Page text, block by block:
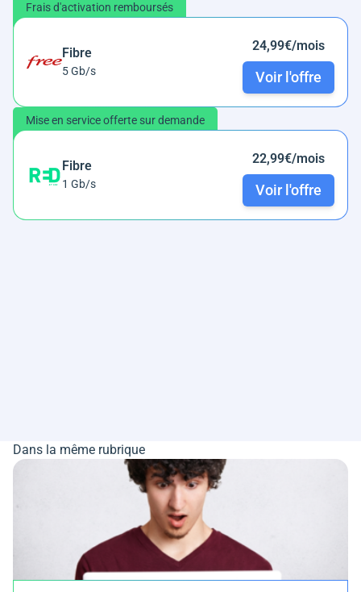
Frais d'activation remboursés
Fibre
5 Gb/s
24,99€/mois
Voir l'offre
Mise en service offerte sur demande
Fibre
1 Gb/s
22,99€/mois
Voir l'offre
Dans la même rubrique